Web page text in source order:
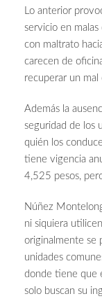
Lo anterior
servicio en malas
con maltrato
carecen de
recuperar un
Además la
seguridad de los
quién los
tiene vigencia
4,525 pesos,
Núñez
ni siquiera
originalmente se
unidades
donde tiene que
solo buscan su